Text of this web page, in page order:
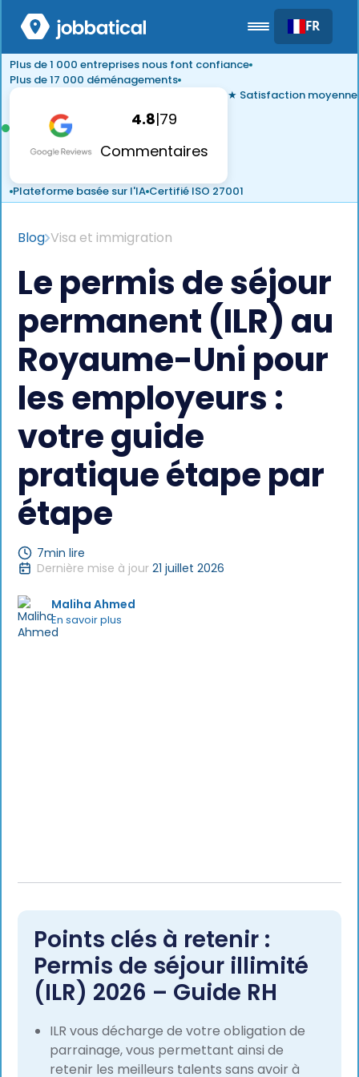
FR
Plus de 1 000 entreprises nous font confiance
Plus de 17 000 déménagements
4.8|79
Commentaires
★ Satisfaction moyenne
Plateforme basée sur l'IA Certifié ISO 27001
Blog Visa et immigration
Le permis de séjour
permanent (ILR) au
Royaume-Uni pour
les employeurs :
votre guide
pratique étape par
étape
7min lire
Dernière mise à jour 21 juillet 2026
Maliha Ahmed
En savoir plus
Points clés à retenir :
Permis de séjour illimité
(ILR) 2026 – Guide RH
ILR vous décharge de votre obligation de
parrainage, vous permettant ainsi de
retenir les meilleurs talents sans avoir à